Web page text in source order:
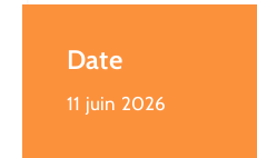
Date
11 juin 2026